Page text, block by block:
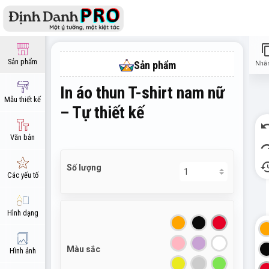
Sản phẩm
Mẫu thiết kế
Văn bản
Các yếu tố
Hình dạng
Hình ảnh
Sản phẩm
In áo thun T-shirt nam nữ
– Tự thiết kế
Số lượng
Màu sắc